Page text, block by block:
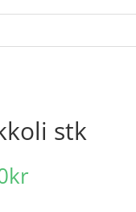
stk
kr